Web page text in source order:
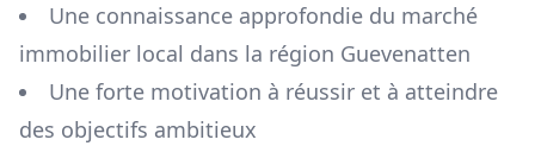
Une connaissance approfondie du marché
immobilier local dans la région Guevenatten
Une forte motivation à réussir et à atteindre
des objectifs ambitieux